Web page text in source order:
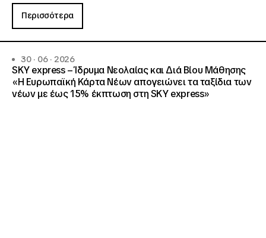
Περισσότερα
30 · 06 · 2026
SKY express – Ίδρυμα Νεολαίας και Διά Βίου Μάθησης
«Η Ευρωπαϊκή Κάρτα Νέων απογειώνει τα ταξίδια των
νέων με έως 15% έκπτωση στη SKY express»